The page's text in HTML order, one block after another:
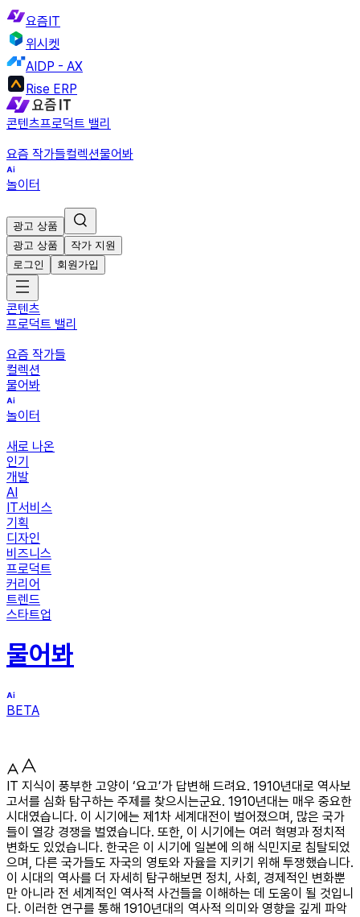
요즘IT
위시켓
AIDP - AX
Rise ERP
콘텐츠프로덕트 밸리
요즘 작가들컬렉션물어봐
놀이터
광고 상품
광고 상품
작가 지원
로그인
회원가입
콘텐츠
프로덕트 밸리
요즘 작가들
컬렉션
물어봐
놀이터
새로 나온
인기
개발
AI
IT서비스
기획
디자인
비즈니스
프로덕트
커리어
트렌드
스타트업
물어봐
BETA
IT 지식이 풍부한 고양이 ‘요고’가 답변해 드려요. 1910년대로 역사보
고서를 심화 탐구하는 주제를 찾으시는군요. 1910년대는 매우 중요한
시대였습니다. 이 시기에는 제1차 세계대전이 벌어졌으며, 많은 국가
들이 열강 경쟁을 벌였습니다. 또한, 이 시기에는 여러 혁명과 정치적
변화도 있었습니다. 한국은 이 시기에 일본에 의해 식민지로 침탈되었
으며, 다른 국가들도 자국의 영토와 자율을 지키기 위해 투쟁했습니다.
이 시대의 역사를 더 자세히 탐구해보면 정치, 사회, 경제적인 변화뿐
만 아니라 전 세계적인 역사적 사건들을 이해하는 데 도움이 될 것입니
다. 이러한 연구를 통해 1910년대의 역사적 의미와 영향을 깊게 파악